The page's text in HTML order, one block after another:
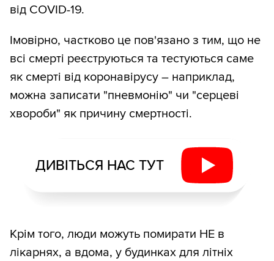
від COVID-19.
Імовірно, частково це пов'язано з тим, що не
всі смерті реєструються та тестуються саме
як смерті від коронавірусу – наприклад,
можна записати "пневмонію" чи "серцеві
хвороби" як причину смертності.
ДИВІТЬСЯ НАС ТУТ
Крім того, люди можуть помирати НЕ в
лікарнях, а вдома, у будинках для літніх